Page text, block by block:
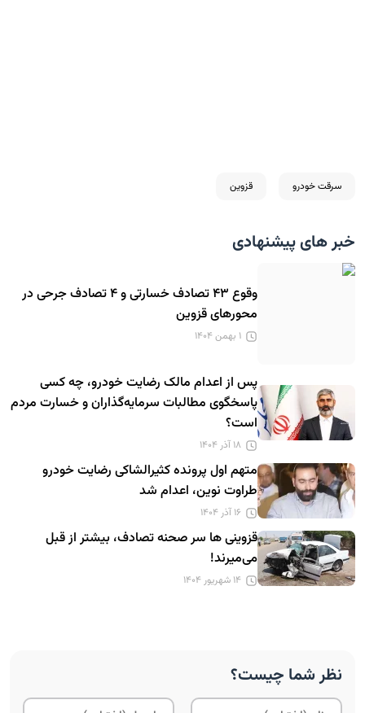
سرقت خودرو قزوین
خبر های پیشنهادی
وقوع ۴۳ تصادف خسارتی و ۴ تصادف جرحی در
محورهای قزوین
۱ بهمن ۱۴۰۴
پس از اعدام مالک رضایت خودرو، چه کسی
پاسخگوی مطالبات سرمایه‌گذاران و خسارت مردم
است؟
۱۸ آذر ۱۴۰۴
متهم اول پرونده کثیرالشاکی رضایت خودرو
طراوت نوین، اعدام شد
۱۶ آذر ۱۴۰۴
قزوینی ها سر صحنه تصادف، بیشتر از قبل
می‌میرند!
۱۴ شهریور ۱۴۰۴
نظر شما چیست؟